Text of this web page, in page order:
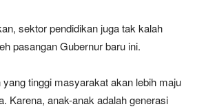
sektor pendidikan juga tak kalah
pasangan Gubernur baru ini.
yang tinggi masyarakat akan lebih maju
Karena, anak-anak adalah generasi